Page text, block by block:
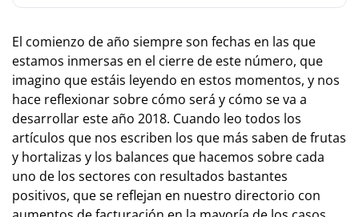
El comienzo de año siempre son fechas en las que
estamos inmersas en el cierre de este número, que
imagino que estáis leyendo en estos momentos, y nos
hace reflexionar sobre cómo será y cómo se va a
desarrollar este año 2018. Cuando leo todos los
artículos que nos escriben los que más saben de frutas
y hortalizas y los balances que hacemos sobre cada
uno de los sectores con resultados bastantes
positivos, que se reflejan en nuestro directorio con